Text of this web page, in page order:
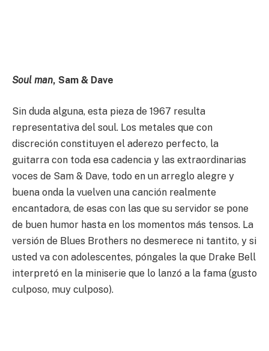
Soul man, Sam & Dave
Sin duda alguna, esta pieza de 1967 resulta
representativa del soul. Los metales que con
discreción constituyen el aderezo perfecto, la
guitarra con toda esa cadencia y las extraordinarias
voces de Sam & Dave, todo en un arreglo alegre y
buena onda la vuelven una canción realmente
encantadora, de esas con las que su servidor se pone
de buen humor hasta en los momentos más tensos. La
versión de Blues Brothers no desmerece ni tantito, y si
usted va con adolescentes, póngales la que Drake Bell
interpretó en la miniserie que lo lanzó a la fama (gusto
culposo, muy culposo).